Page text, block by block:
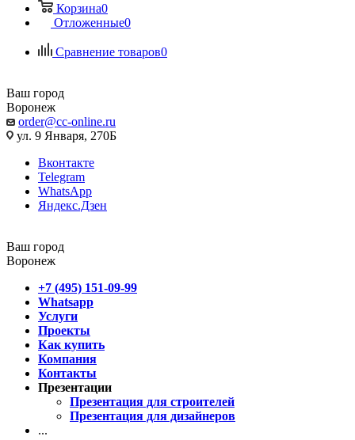
Корзина0
Отложенные0
Сравнение товаров0
Ваш город
Воронеж
order@cc-online.ru
ул. 9 Января, 270Б
Вконтакте
Telegram
WhatsApp
Яндекс.Дзен
Ваш город
Воронеж
+7 (495) 151-09-99
Whatsapp
Услуги
Проекты
Как купить
Компания
Контакты
Презентации
Презентация для строителей
Презентация для дизайнеров
...